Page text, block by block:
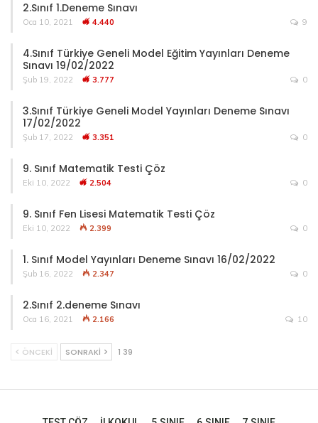
2.Sınıf 1.Deneme Sınavı
Oca 10, 2021 4.440 9
4.Sınıf Türkiye Geneli Model Eğitim Yayınları Deneme
Sınavı 19/02/2022
Şub 19, 2022 3.777 0
3.Sınıf Türkiye Geneli Model Yayınları Deneme Sınavı
17/02/2022
Şub 17, 2022 3.351 0
9. Sınıf Matematik Testi Çöz
Eki 10, 2022 2.504 0
9. Sınıf Fen Lisesi Matematik Testi Çöz
Eki 10, 2022 2.399 0
1. Sınıf Model Yayınları Deneme Sınavı 16/02/2022
Şub 16, 2022 2.347 0
2.Sınıf 2.deneme Sınavı
Oca 16, 2021 2.166 10
ÖNCEKI SONRAKI 1 39